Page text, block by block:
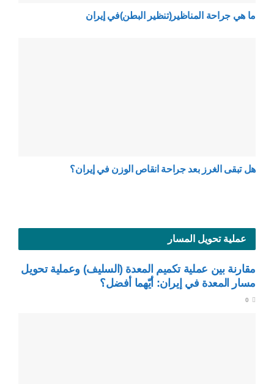
ما هي جراحة المناظير(تنظير البطن)في إيران
هل تبقى الغرز بعد جراحة انقاص الوزن في إيران؟
عملية تحويل المسار
مقارنة بين عملية تكميم المعدة (السليف) وعملية تحويل
مسار المعدة في إيران: أيّهما أفضل؟